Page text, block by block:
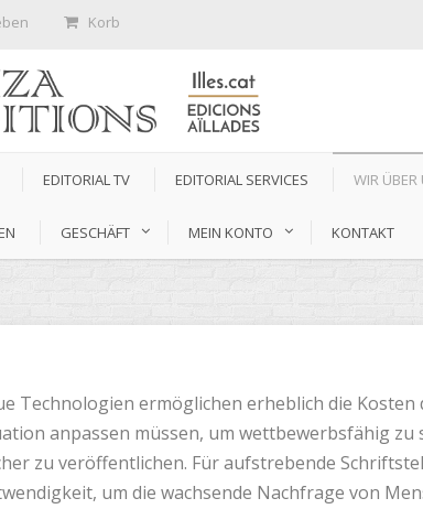
Korb
EDITORIAL TV EDITORIAL SERVICES WIR ÜBER
GESCHÄFT MEIN KONTO KONTAKT
Technologien ermöglichen erheblich die
anpassen müssen, um wettbewerbsfähig zu
zu veröffentlichen. Für aufstrebende
um die wachsende Nachfrage von